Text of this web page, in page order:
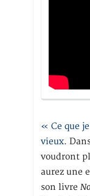
« Ce que
vieux.
voudront
aurez une
son livre